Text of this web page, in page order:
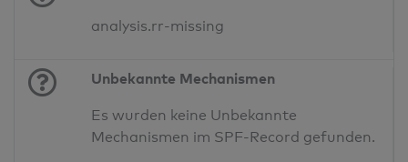
analysis.rr-missing
Unbekannte Mechanismen
Es wurden keine Unbekannte
Mechanismen im SPF-Record gefunden.